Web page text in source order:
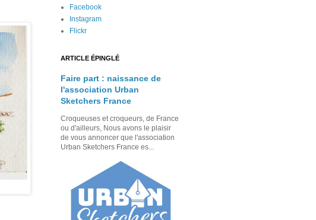
Facebook
Instagram
Flickr
ARTICLE ÉPINGLÉ
Faire part : naissance de
l'association Urban
Sketchers France
Croqueuses et croqueurs, de France
ou d'ailleurs, Nous avons le plaisir
de vous annoncer que l'association
Urban Sketchers France es...